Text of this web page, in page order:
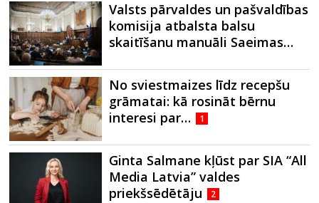
Valsts pārvaldes un pašvaldības
komisija atbalsta balsu
skaitīšanu manuāli Saeimas…
No sviestmaizes līdz recepšu
grāmatai: kā rosināt bērnu
interesi par…
1
Ginta Salmane kļūst par SIA “All
Media Latvia” valdes
priekšsēdētāju
2